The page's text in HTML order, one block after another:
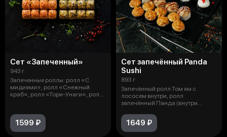
Сет «Запеченный»
943 г
Запеченные роллы: ролл «С
мидиями», ролл «Снежный
краб», ролл «Тори-Унаги», ролл
1599 ₽
Сет запечённый Panda
Sushi
893 г
Запечённый ролл Том ям с
лососем внутри, ролл
запечённый Панда (внутри
1649 ₽